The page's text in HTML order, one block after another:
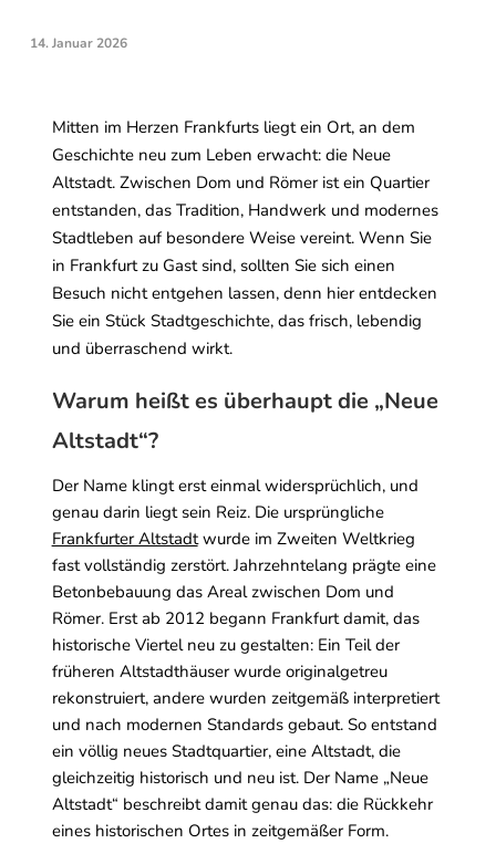
14. Januar 2026
Mitten im Herzen Frankfurts liegt ein Ort, an dem
Geschichte neu zum Leben erwacht: die Neue
Altstadt. Zwischen Dom und Römer ist ein Quartier
entstanden, das Tradition, Handwerk und modernes
Stadtleben auf besondere Weise vereint. Wenn Sie
in Frankfurt zu Gast sind, sollten Sie sich einen
Besuch nicht entgehen lassen, denn hier entdecken
Sie ein Stück Stadtgeschichte, das frisch, lebendig
und überraschend wirkt.
Warum heißt es überhaupt die „Neue
Altstadt“?
Der Name klingt erst einmal widersprüchlich, und
genau darin liegt sein Reiz. Die ursprüngliche
Frankfurter Altstadtwurde im Zweiten Weltkrieg
fast vollständig zerstört. Jahrzehntelang prägte eine
Betonbebauung das Areal zwischen Dom und
Römer. Erst ab 2012 begann Frankfurt damit, das
historische Viertel neu zu gestalten: Ein Teil der
früheren Altstadthäuser wurde originalgetreu
rekonstruiert, andere wurden zeitgemäß interpretiert
und nach modernen Standards gebaut. So entstand
ein völlig neues Stadtquartier, eine Altstadt, die
gleichzeitig historisch und neu ist. Der Name „Neue
Altstadt“ beschreibt damit genau das: die Rückkehr
eines historischen Ortes in zeitgemäßer Form.